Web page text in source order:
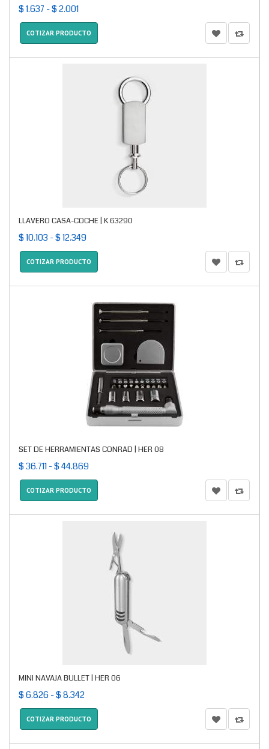
$ 1.637 - $ 2.001
COTIZAR PRODUCTO
LLAVERO CASA-COCHE | K 63290
$ 10.103 - $ 12.349
COTIZAR PRODUCTO
SET DE HERRAMIENTAS CONRAD | HER 08
$ 36.711 - $ 44.869
COTIZAR PRODUCTO
MINI NAVAJA BULLET | HER 06
$ 6.826 - $ 8.342
COTIZAR PRODUCTO